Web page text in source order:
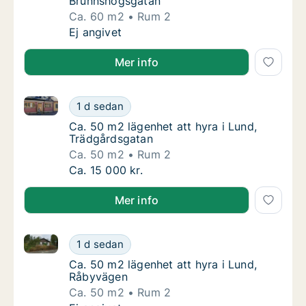
Ca. 60 m2
Rum 2
Ca. 60 m2 lägenhet att hyra i Lund,
Ej angivet
Mer info
Ca. 50 m2 lägenhet att hyra i Lund,
1 d sedan
Ca. 50 m2 lägenhet att hyra i Lund, Trädgårdsgatan
Ca. 50 m2 lägenhet att hyra i Lund,
Ca. 50 m2 lägenhet att hyra i Lund,
Trädgårdsgatan
Ca. 50 m2
Rum 2
Ca. 50 m2 lägenhet att hyra i Lund,
Ca. 15 000 kr.
Mer info
Ca. 50 m2 lägenhet att hyra i Lund,
1 d sedan
Ca. 50 m2 lägenhet att hyra i Lund, Råbyvägen
Ca. 50 m2 lägenhet att hyra i Lund,
Ca. 50 m2 lägenhet att hyra i Lund,
Råbyvägen
Ca. 50 m2
Rum 2